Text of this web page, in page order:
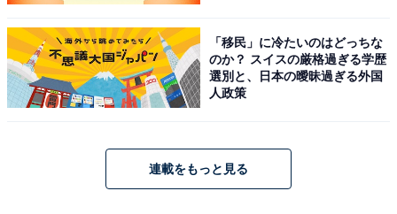
「移民」に冷たいのはどっちな
のか？ スイスの厳格過ぎる学歴
選別と、日本の曖昧過ぎる外国
人政策
連載をもっと見る